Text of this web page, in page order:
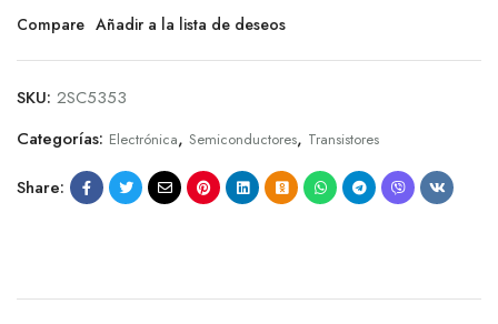
Compare Añadir a la lista de deseos
SKU: 2SC5353
Categorías: Electrónica, Semiconductores, Transistores
Share: